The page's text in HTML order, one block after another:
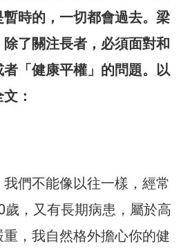
時的，一切都會過去。梁
了關注長者，必須面對和
「健康平權」的問題。以
：
們不能像以往一樣，經常
歲，又有長期病患，屬於高
，我自然格外擔心你的健